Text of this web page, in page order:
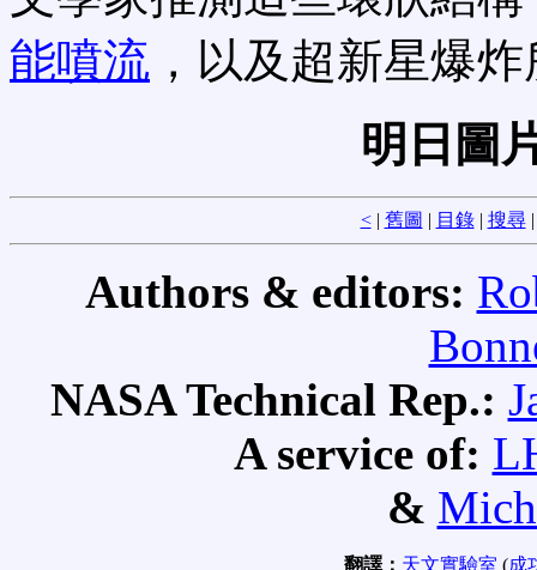
能噴流 ，以及超新星爆
明日圖
<| 舊圖 | 目錄| 搜尋
Authors & editors:
NASA Technical Rep.:
A service of:
&
翻譯： 天文實驗室 (成